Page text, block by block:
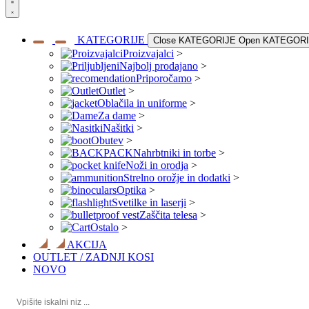
KATEGORIJE Close KATEGORIJE Open
Proizvajalci >
Najbolj prodajano >
Priporočamo >
Outlet >
Oblačila in uniforme >
Za dame >
Našitki >
Obutev >
Nahrbtniki in torbe >
Noži in orodja >
Strelno orožje in dodatki >
Optika >
Svetilke in laserji >
Zaščita telesa >
Ostalo >
AKCIJA
OUTLET / ZADNJI KOSI
NOVO